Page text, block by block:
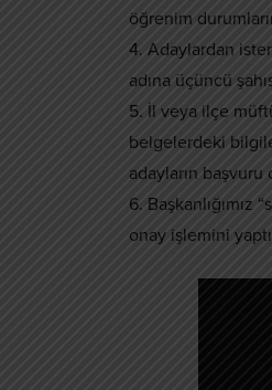
öğrenim
4. Adaylardan
adına üçüncü
5. İl veya ilçe
belgelerdeki
adayların başvuru
6.
onay işlemini